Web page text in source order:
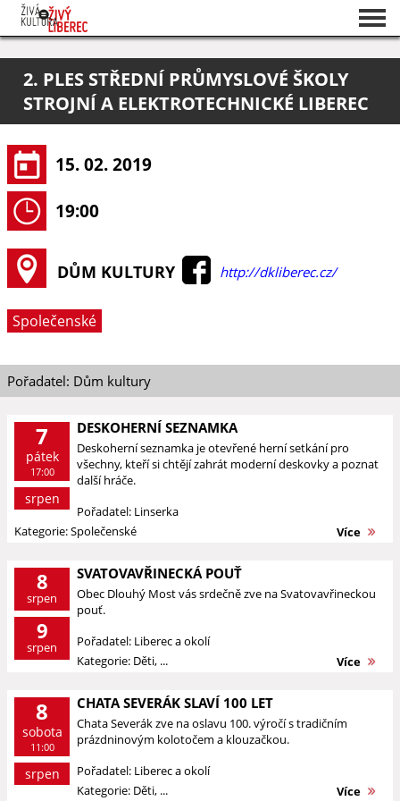
O projektu
Pořadatelé
2. PLES STŘEDNÍ PRŮMYSLOVÉ ŠKOLY
STROJNÍ A ELEKTROTECHNICKÉ LIBEREC
15. 02. 2019
19:00
DŮM KULTURY http://dkliberec.cz/
Společenské
Pořadatel: Dům kultury
7
pátek
17:00
srpen
DESKOHERNÍ SEZNAMKA
Deskoherní seznamka je otevřené herní setkání pro
všechny, kteří si chtějí zahrát moderní deskovky a poznat
další hráče.
Pořadatel: Linserka
Kategorie: Společenské
Více
8
srpen
9
srpen
SVATOVAVŘINECKÁ POUŤ
Obec Dlouhý Most vás srdečně zve na Svatovavřineckou
pouť.
Pořadatel: Liberec a okolí
Kategorie: Děti, ...
Více
8
sobota
11:00
srpen
CHATA SEVERÁK SLAVÍ 100 LET
Chata Severák zve na oslavu 100. výročí s tradičním
prázdninovým kolotočem a klouzačkou.
Pořadatel: Liberec a okolí
Kategorie: Děti, ...
Více